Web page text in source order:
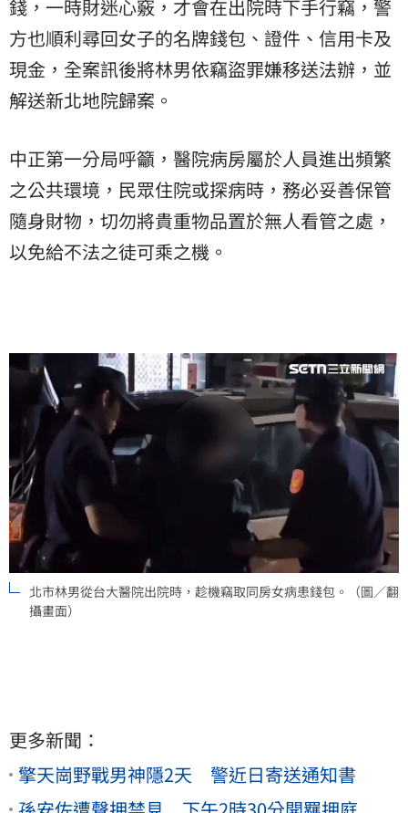
錢，一時財迷心竅，才會在出院時下手行竊，警
方也順利尋回女子的名牌錢包、證件、信用卡及
現金，全案訊後將林男依竊盜罪嫌移送法辦，並
解送新北地院歸案。
中正第一分局呼籲，醫院病房屬於人員進出頻繁
之公共環境，民眾住院或探病時，務必妥善保管
隨身財物，切勿將貴重物品置於無人看管之處，
以免給不法之徒可乘之機。
北市林男從台大醫院出院時，趁機竊取同房女病患錢包。（圖／翻
攝畫面）
更多新聞：
擎天崗野戰男神隱2天 警近日寄送通知書